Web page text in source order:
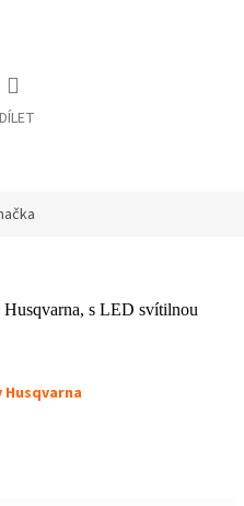
Husqvarna, s LED svítilnou